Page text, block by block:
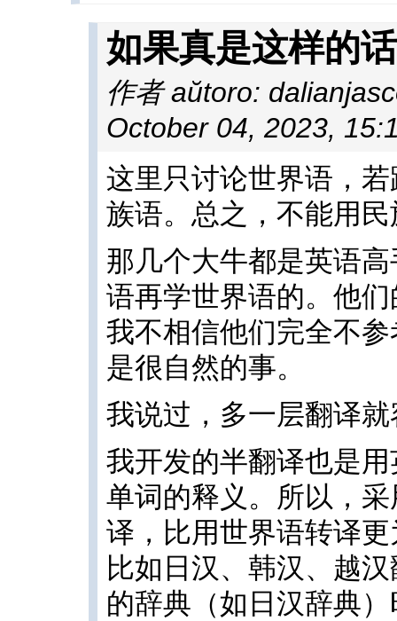
如果真是这样的
作者 aŭtoro:
October 04, 2023,
这里只讨论世界语，
族语。总之，不能用
那几个大牛都是英语
语再学世界语的。他
我不相信他们完全不
是很自然的事。
我说过，多一层翻译
我开发的半翻译也是
单词的释义。所以，
译，比用世界语转译
比如日汉、韩汉、越
的辞典（如日汉辞典